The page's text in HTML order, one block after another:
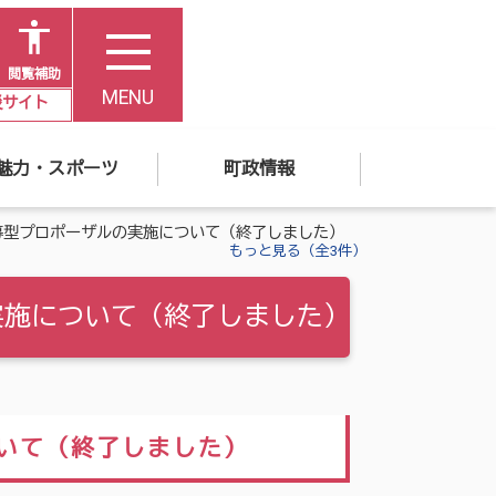
閲覧補助
イト MENU
力・スポーツ 町政情報
プロポーザルの実施について（終了しました）
もっと見る（全3件）
について（終了しました）
（終了しました）